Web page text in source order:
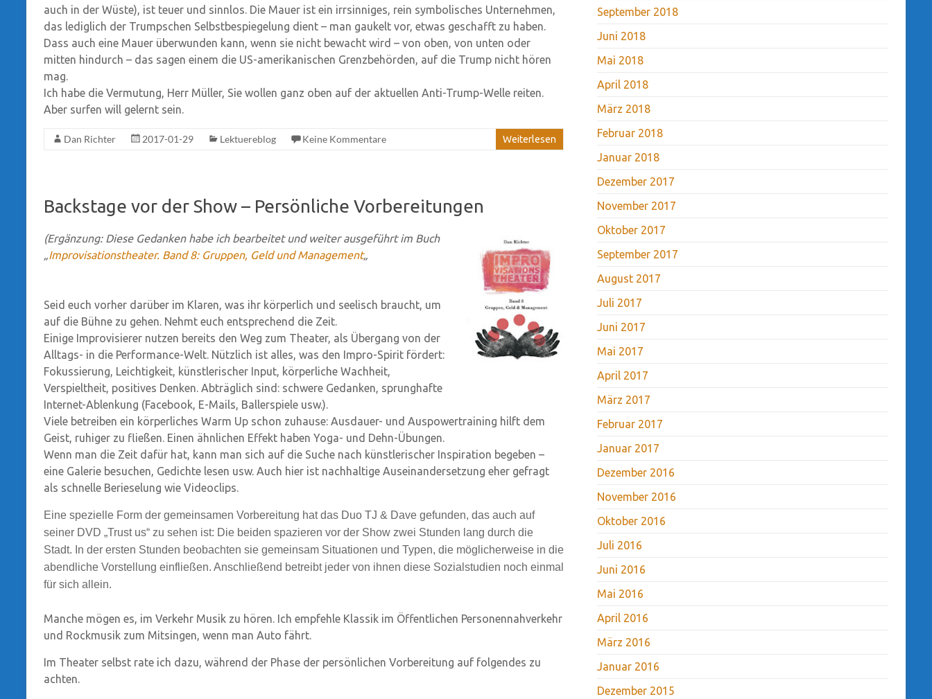
auch in der Wüste), ist teuer und sinnlos. Die Mauer ist ein irrsinniges, rein symbolisches Unternehmen,
das lediglich der Trumpschen Selbstbespiegelung dient – man gaukelt vor, etwas geschafft zu haben.
Dass auch eine Mauer überwunden kann, wenn sie nicht bewacht wird – von oben, von unten oder
mitten hindurch – das sagen einem die US-amerikanischen Grenzbehörden, auf die Trump nicht hören
mag.
Ich habe die Vermutung, Herr Müller, Sie wollen ganz oben auf der aktuellen Anti-Trump-Welle reiten.
Aber surfen will gelernt sein.
Dan Richter 2017-01-29 Lektuereblog Keine Kommentare Weiterlesen
Backstage vor der Show – Persönliche Vorbereitungen
(Ergänzung: Diese Gedanken habe ich bearbeitet und weiter ausgeführt im Buch
„Improvisationstheater. Band 8: Gruppen, Geld und Management„
Seid euch vorher darüber im Klaren, was ihr körperlich und seelisch braucht, um
auf die Bühne zu gehen. Nehmt euch entsprechend die Zeit.
Einige Improvisierer nutzen bereits den Weg zum Theater, als Übergang von der
Alltags- in die Performance-Welt. Nützlich ist alles, was den Impro-Spirit fördert:
Fokussierung, Leichtigkeit, künstlerischer Input, körperliche Wachheit,
Verspieltheit, positives Denken. Abträglich sind: schwere Gedanken, sprunghafte
Internet-Ablenkung (Facebook, E-Mails, Ballerspiele usw.).
Viele betreiben ein körperliches Warm Up schon zuhause: Ausdauer- und Auspowertraining hilft dem
Geist, ruhiger zu fließen. Einen ähnlichen Effekt haben Yoga- und Dehn-Übungen.
Wenn man die Zeit dafür hat, kann man sich auf die Suche nach künstlerischer Inspiration begeben –
eine Galerie besuchen, Gedichte lesen usw. Auch hier ist nachhaltige Auseinandersetzung eher gefragt
als schnelle Berieselung wie Videoclips.
Eine spezielle Form der gemeinsamen Vorbereitung hat das Duo TJ & Dave gefunden, das auch auf
seiner DVD „Trust us“ zu sehen ist: Die beiden spazieren vor der Show zwei Stunden lang durch die
Stadt. In der ersten Stunden beobachten sie gemeinsam Situationen und Typen, die möglicherweise in die
abendliche Vorstellung einfließen. Anschließend betreibt jeder von ihnen diese Sozialstudien noch einmal
für sich allein.
Manche mögen es, im Verkehr Musik zu hören. Ich empfehle Klassik im Öffentlichen Personennahverkehr
und Rockmusik zum Mitsingen, wenn man Auto fährt.
Im Theater selbst rate ich dazu, während der Phase der persönlichen Vorbereitung auf folgendes zu
achten.
September 2018
Juni 2018
Mai 2018
April 2018
März 2018
Februar 2018
Januar 2018
Dezember 2017
November 2017
Oktober 2017
September 2017
August 2017
Juli 2017
Juni 2017
Mai 2017
April 2017
März 2017
Februar 2017
Januar 2017
Dezember 2016
November 2016
Oktober 2016
Juli 2016
Juni 2016
Mai 2016
April 2016
März 2016
Januar 2016
Dezember 2015